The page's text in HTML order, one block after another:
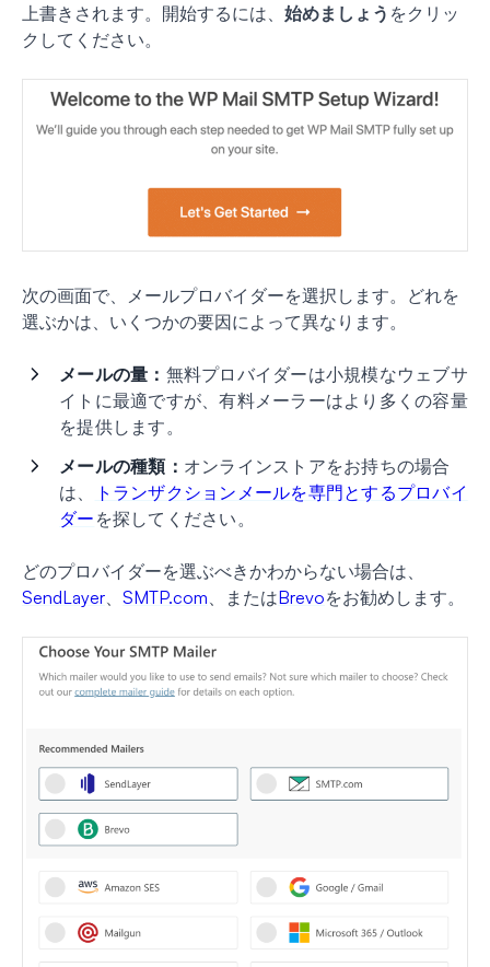
上書きされます。開始するには、 始めましょう をクリッ
クしてください。
次の画面で、メールプロバイダーを選択します。どれを
選ぶかは、いくつかの要因によって異なります。
メールの量： 無料プロバイダーは小規模なウェブサ
イトに最適ですが、有料メーラーはより多くの容量
を提供します。
メールの種類： オンラインストアをお持ちの場合
は、
トランザクションメールを専門とするプロバイ
ダー を探してください。
どのプロバイダーを選ぶべきかわからない場合は、
SendLayer
SMTP.com 、またはBrevoをお勧めします。